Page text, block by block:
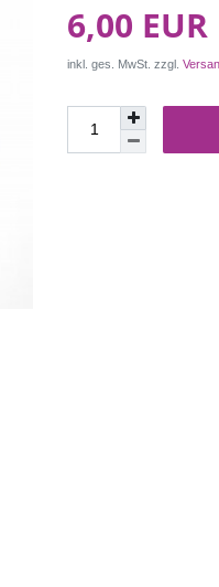
6,00 EUR
inkl. ges. MwSt. zzgl.